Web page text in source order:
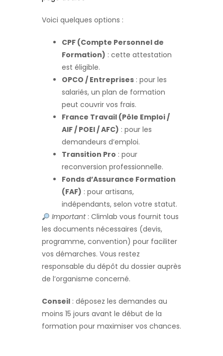
Voici quelques options :
CPF (Compte Personnel de
Formation) : cette attestation
est éligible.
OPCO / Entreprises : pour les
salariés, un plan de formation
peut couvrir vos frais.
France Travail (Pôle Emploi /
AIF / POEI / AFC) : pour les
demandeurs d’emploi.
Transition Pro : pour
reconversion professionnelle.
Fonds d’Assurance Formation
(FAF) : pour artisans,
indépendants, selon votre statut.
Important: Climlab vous fournit tous
les documents nécessaires (devis,
programme, convention) pour faciliter
vos démarches. Vous restez
responsable du dépôt du dossier auprès
de l’organisme concerné.
Conseil : déposez les demandes au
moins 15 jours avant le début de la
formation pour maximiser vos chances.